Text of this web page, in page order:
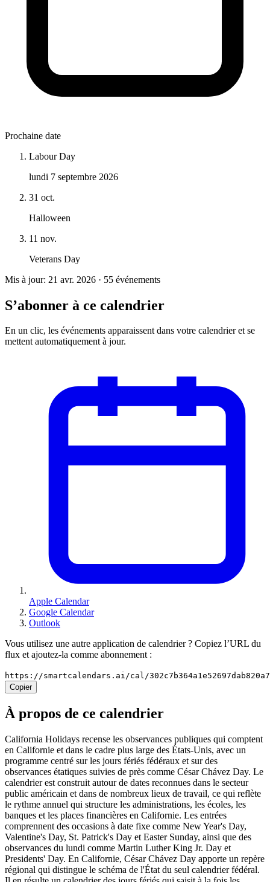
Prochaine date
Labour Day
lundi 7 septembre 2026
31 oct.
Halloween
11 nov.
Veterans Day
Mis à jour: 21 avr. 2026 · 55 événements
S’abonner à ce calendrier
En un clic, les événements apparaissent dans votre calendrier et se
mettent automatiquement à jour.
Apple Calendar
Google Calendar
Outlook
Vous utilisez une autre application de calendrier ? Copiez l’URL du
flux et ajoutez-la comme abonnement :
https://smartcalendars.ai/cal/
Copier
À propos de ce calendrier
California Holidays recense les observances publiques qui comptent
en Californie et dans le cadre plus large des États-Unis, avec un
programme centré sur les jours fériés fédéraux et sur des
observances étatiques suivies de près comme César Chávez Day. Le
calendrier est construit autour de dates reconnues dans le secteur
public américain et dans de nombreux lieux de travail, ce qui reflète
le rythme annuel qui structure les administrations, les écoles, les
banques et les places financières en Californie. Les entrées
comprennent des occasions à date fixe comme New Year's Day,
Valentine's Day, St. Patrick's Day et Easter Sunday, ainsi que des
observances du lundi comme Martin Luther King Jr. Day et
Presidents' Day. En Californie, César Chávez Day apporte un repère
régional qui distingue le schéma de l'État du seul calendrier fédéral.